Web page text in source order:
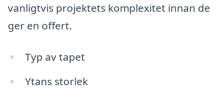
vanligtvis projektets komplexitet innan de
ger en offert.
Typ av tapet
Ytans storlek